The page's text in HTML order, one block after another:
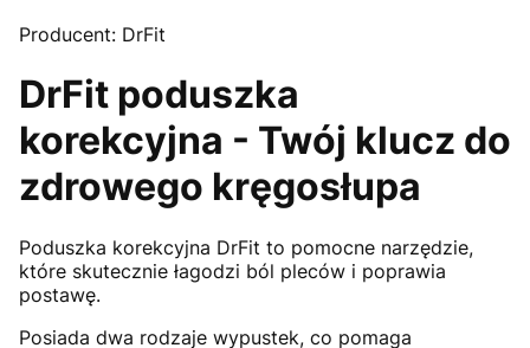
Producent: DrFit
DrFit poduszka
korekcyjna - Twój klucz do
zdrowego kręgosłupa
Poduszka korekcyjna DrFit to pomocne narzędzie,
które skutecznie łagodzi ból pleców i poprawia
postawę.
Posiada dwa rodzaje wypustek, co pomaga